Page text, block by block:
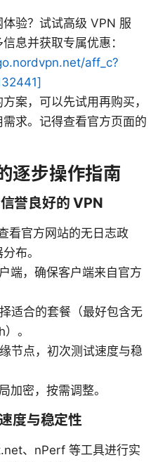
验？试试高级 VPN 服
息并获取专属优惠：
aff_c?
案，可以先试用再购买，
求。记得查看官方页面的
逐步操作指南
誉良好的 VPN
看官方网站的无日志政
布。
端，确保客户端来自官方
适合的套餐（最好包含无
。
节点，初次测试速度与稳
加密，按需调整。
度与稳定性
、nPerf 等工具进行实